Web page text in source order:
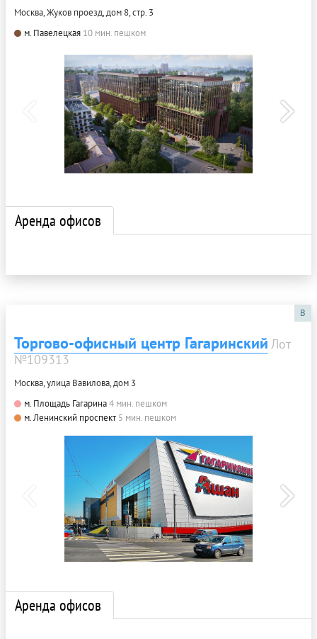
Москва, Жуков проезд, дом 8, стр. 3
м. Павелецкая 10 мин. пешком
Аренда офисов
B
Торгово-офисный центр Гагаринский Лот
№109313
Москва, улица Вавилова, дом 3
м. Площадь Гагарина4 мин. пешком
м. Ленинский проспект 5 мин. пешком
Аренда офисов